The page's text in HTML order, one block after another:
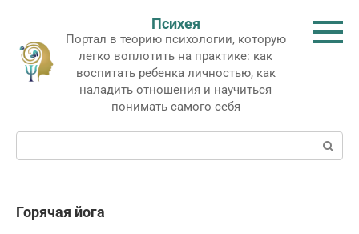
контенту
Психея
Портал в теорию психологии, которую
легко воплотить на практике: как
воспитать ребенка личностью, как
наладить отношения и научиться
понимать самого себя
Поиск:
Горячая йога